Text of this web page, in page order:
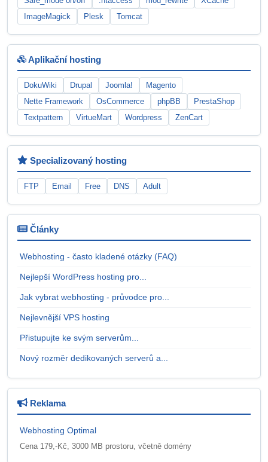
ImageMagick
Plesk Tomcat
Aplikační hosting
DokuWiki Drupal Joomla!
Magento
Nette Framework
OsCommerce phpBB
PrestaShop
Textpattern
VirtueMart Wordpress ZenCart
Specializovaný hosting
FTP Email Free DNS Adult
Články
Webhosting - často kladené otázky (FAQ)
Nejlepší WordPress hosting pro...
Jak vybrat webhosting - průvodce pro...
Nejlevnější VPS hosting
Přistupujte ke svým serverům...
Nový rozměr dedikovaných serverů a...
Reklama
Webhosting Optimal
Cena 179,-Kč, 3000 MB prostoru, včetně domény